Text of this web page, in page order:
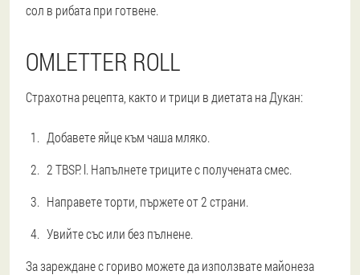
сол в рибата при готвене.
OMLETTER ROLL
Страхотна рецепта, както и трици в диетата на Дукан:
Добавете яйце към чаша мляко.
2 TBSP. l. Напълнете триците с получената смес.
Направете торти, пържете от 2 страни.
Увийте със или без пълнене.
За зареждане с гориво можете да използвате майонеза